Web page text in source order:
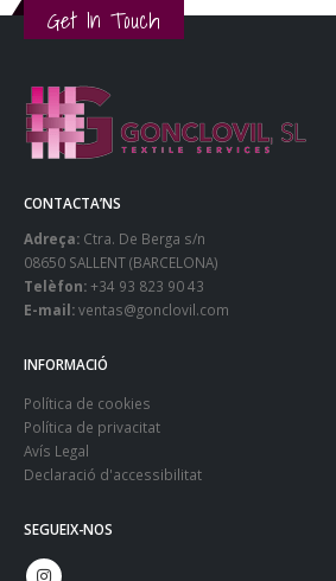
Get In Touch
CONTACTA’NS
Adreça: Ctra. De Berga s/n
08650 SALLENT (BARCELONA)
Telèfon:+34 93 823 90 43
E-mail:ventas@gonclovil.com
INFORMACIÓ
Política de cookies
Política de privacitat
Avís Legal
Declaració d'accessibilitat
SEGUEIX-NOS